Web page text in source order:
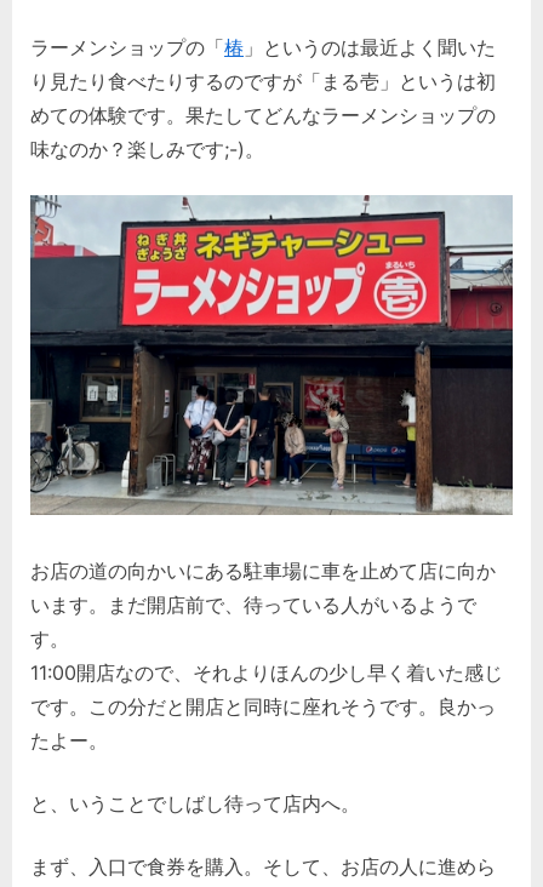
ラーメンショップの「椿 」というのは最近よく聞いた
り見たり食べたりするのですが「まる壱」というは初
めての体験です。果たしてどんなラーメンショップの
味なのか？楽しみです;-)。
お店の道の向かいにある駐車場に車を止めて店に向か
います。まだ開店前で、待っている人がいるようで
す。
11:00開店なので、それよりほんの少し早く着いた感じ
です。この分だと開店と同時に座れそうです。良かっ
たよー。
と、いうことでしばし待って店内へ。
まず、入口で食券を購入。そして、お店の人に進めら